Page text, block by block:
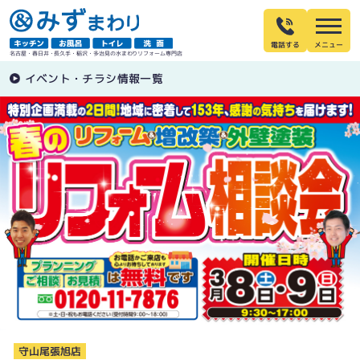
名古屋・春日井・長久手・稲沢・多治見の水まわりリフォーム専門店
電話する
イベント・チラシ情報一覧
守山尾張旭店